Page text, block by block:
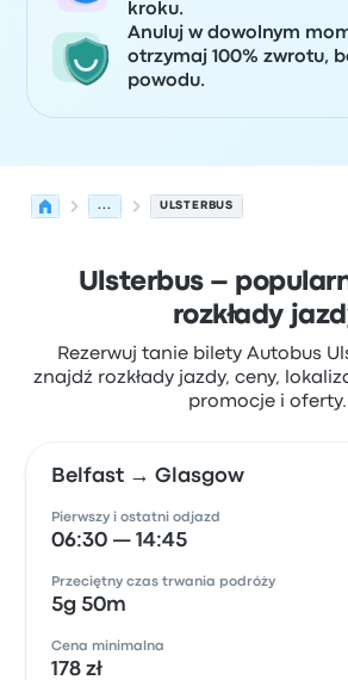
kroku.
Anuluj w dowolnym
otrzymaj 100% zwrotu,
powodu.
... ULSTERBUS
Ulsterbus –
rozkłady
Rezerwuj tanie bilety Autobus
znajdź rozkłady jazdy, ceny,
promocje i oferty.
Belfast → Glasgow
Pierwszy i ostatni odjazd
06:30 — 14:45
Przeciętny czas trwania podróży
5g 50m
Cena minimalna
178 zł